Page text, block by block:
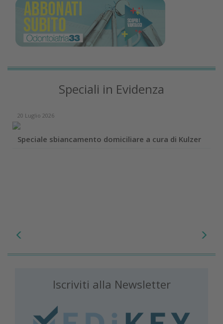
Speciali in Evidenza
20 Luglio 2026
Speciale sbiancamento domiciliare a cura di Kulzer
Iscriviti alla Newsletter